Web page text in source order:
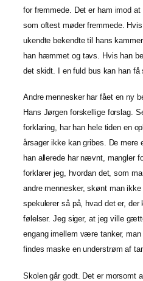
for fremmede. Det er ham imod
som oftest møder fremmede.
ukendte bekendte til hans
han hæmmet og tavs. Hvis han
det skidt. I en fuld bus kan han få
Andre mennesker har fået en ny
Hans Jørgen forskellige forslag.
forklaring, har han hele tiden en
årsager ikke kan gribes. De mere
han allerede har nævnt, mangler
forklarer jeg, hvordan det, som
andre mennesker, skønt man
spekulerer så på, hvad det er,
følelser. Jeg siger, at jeg ville
engang imellem være tanker,
findes maske en understrøm af
Skolen går godt. Det er morsomt